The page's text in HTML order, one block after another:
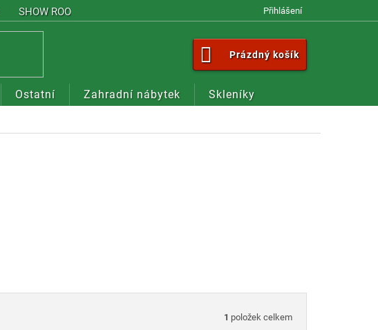
SHOW ROOM Přihlášení
NÁKUPNÍ
KOŠÍK
Prázdný košík
Ostatní Zahradní nábytek Skleníky
1 položek celkem